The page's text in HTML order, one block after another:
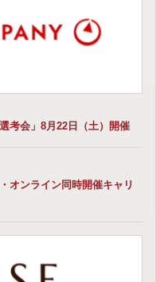
考会」8月22日（土）開催
オンライン同時開催キャリ